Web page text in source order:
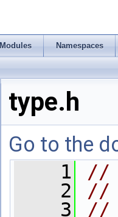
Modules Namespaces
type.h
Go to the
    1
//
    2
//
    3
//